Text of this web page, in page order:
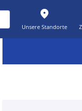
place
Unsere Standorte